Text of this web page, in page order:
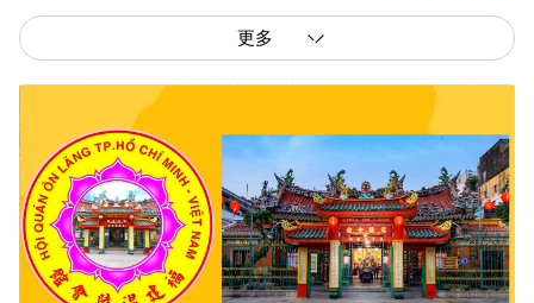
更多
西贡解放报网版权所有